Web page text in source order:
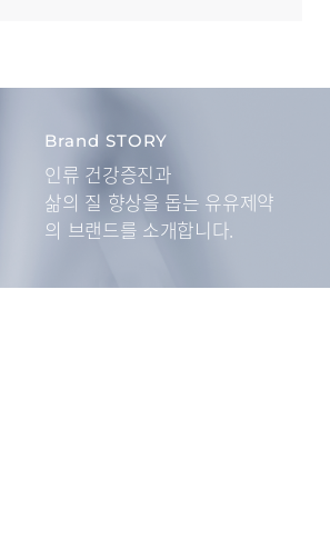
Brand STORY
인류 건강증진과
삶의 질 향상을 돕는 유유제약
의 브랜드를 소개합니다.